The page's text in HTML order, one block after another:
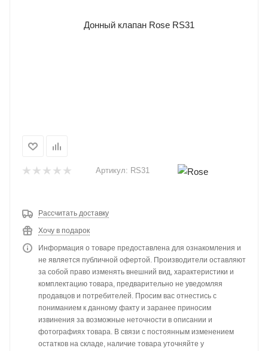
Артикул: RS31
Рассчитать доставку
Хочу в подарок
Информация о товаре предоставлена для ознакомления и
не является публичной офертой. Производители оставляют
за собой право изменять внешний вид, характеристики и
комплектацию товара, предварительно не уведомляя
продавцов и потребителей. Просим вас отнестись с
пониманием к данному факту и заранее приносим
извинения за возможные неточности в описании и
фотографиях товара. В связи с постоянным изменением
остатков на складе, наличие товара уточняйте у